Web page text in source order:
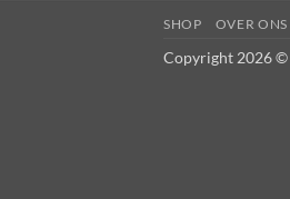
SHOP OVER ONS
Copyright 2026 ©